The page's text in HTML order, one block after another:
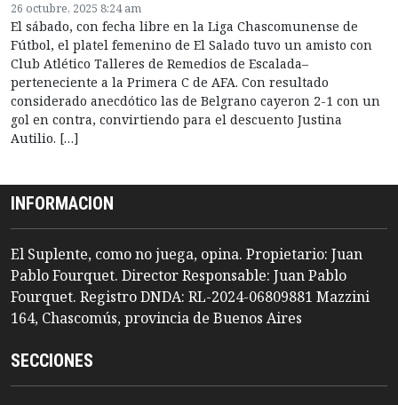
26 octubre, 2025 8:24 am
El sábado, con fecha libre en la Liga Chascomunense de
Fútbol, el platel femenino de El Salado tuvo un amisto con
Club Atlético Talleres de Remedios de Escalada–
perteneciente a la Primera C de AFA. Con resultado
considerado anecdótico las de Belgrano cayeron 2-1 con un
gol en contra, convirtiendo para el descuento Justina
Autilio. […]
INFORMACION
El Suplente, como no juega, opina. Propietario: Juan
Pablo Fourquet. Director Responsable: Juan Pablo
Fourquet. Registro DNDA: RL-2024-06809881 Mazzini
164, Chascomús, provincia de Buenos Aires
SECCIONES